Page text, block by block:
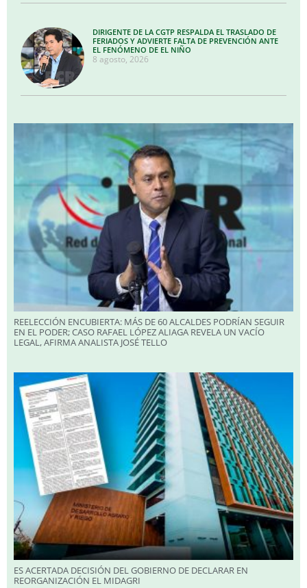
DIRIGENTE DE LA CGTP RESPALDA EL TRASLADO DE
FERIADOS Y ADVIERTE FALTA DE PREVENCIÓN ANTE
EL FENÓMENO DE EL NIÑO
8 agosto, 2026
REELECCIÓN ENCUBIERTA: MÁS DE 60 ALCALDES PODRÍAN SEGUIR
EN EL PODER; CASO RAFAEL LÓPEZ ALIAGA REVELA UN VACÍO
LEGAL, AFIRMA ANALISTA JOSÉ TELLO
ES ACERTADA DECISIÓN DEL GOBIERNO DE DECLARAR EN
REORGANIZACIÓN EL MIDAGRI